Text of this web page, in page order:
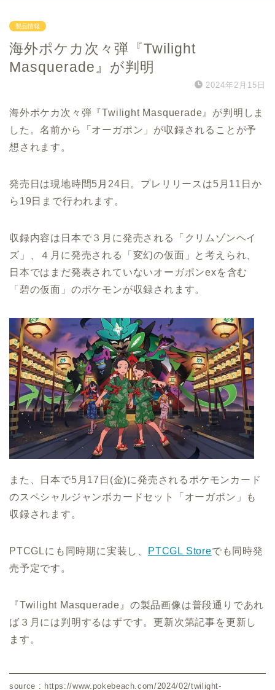
製品情報
海外ポケカ次々弾『Twilight
Masquerade』が判明
2024年2月15日
海外ポケカ次々弾『Twilight Masquerade』が判明しま
した。名前から「オーガポン」が収録されることが予
想されます。
発売日は現地時間5月24日。プレリリースは5月11日か
ら19日まで行われます。
収録内容は日本で３月に発売される「クリムゾンヘイ
ズ」、４月に発売される「変幻の仮面」と考えられ、
日本ではまだ発表されていないオーガポンexを含む
「碧の仮面」のポケモンが収録されます。
また、日本で5月17日(金)に発売されるポケモンカード
のスペシャルジャンボカードセット「オーガポン」も
収録されます。
PTCGLにも同時期に実装し、 PTCGL Storeでも同時発
売予定です。
『Twilight Masquerade』の製品画像は普段通りであれ
ば３月には判明するはずです。更新次第記事を更新し
ます。
source : https://www.pokebeach.com/2024/02/twilight-